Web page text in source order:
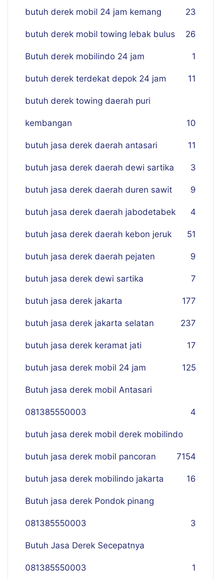
butuh derek mobil 24 jam kemang 23
butuh derek mobil towing lebak bulus 26
Butuh derek mobilindo 24 jam 1
butuh derek terdekat depok 24 jam 11
butuh derek towing daerah puri
kembangan 10
butuh jasa derek daerah antasari 11
butuh jasa derek daerah dewi sartika 3
butuh jasa derek daerah duren sawit 9
butuh jasa derek daerah jabodetabek 4
butuh jasa derek daerah kebon jeruk 51
butuh jasa derek daerah pejaten 9
butuh jasa derek dewi sartika 7
butuh jasa derek jakarta 177
butuh jasa derek jakarta selatan 237
butuh jasa derek keramat jati 17
butuh jasa derek mobil 24 jam 125
Butuh jasa derek mobil Antasari
081385550003 4
butuh jasa derek mobil derek mobilindo
154
butuh jasa derek mobil pancoran 7
butuh jasa derek mobilindo jakarta 16
Butuh jasa derek Pondok pinang
081385550003 3
Butuh Jasa Derek Secepatnya
081385550003 1